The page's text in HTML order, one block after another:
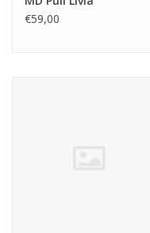
€59,00